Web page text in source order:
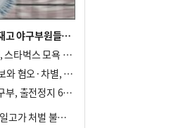
"스타벅스 가야지" 응원 배재고 야구부원들, 학교서 징계 처분
‘탱크데이’ 다시 불지핀 경찰, 스타벅스 모욕 혐의 압수수색
차정인 국교위원장 “허위정보와 혐오·차별, 학교 교실까지 유입"
‘5·18 폄훼 응원’ 배재고 야구부, 출전정지 6개월→1개월 감경
배재고 야구부 불송치 “광주일고가 처벌 불원 의사 표해”